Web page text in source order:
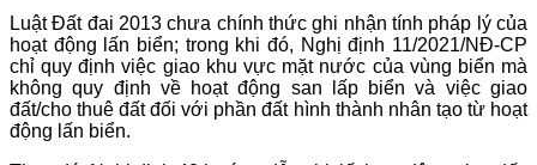
Luật Đất đai 2013 chưa chính thức ghi nhận tính pháp lý của
hoạt động lấn biển; trong khi đó, Nghị định 11/2021/NĐ-CP
chỉ quy định việc giao khu vực mặt nước của vùng biển mà
không quy định về hoạt động san lấp biển và việc giao
đất/cho thuê đất đối với phần đất hình thành nhân tạo từ hoạt
động lấn biển.